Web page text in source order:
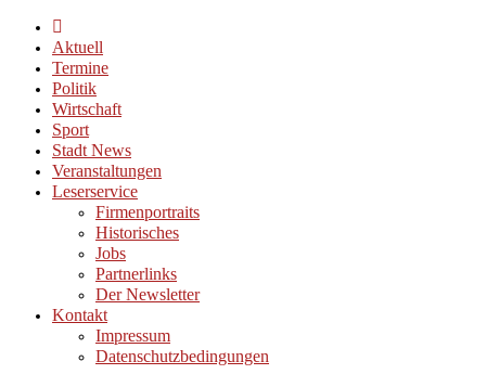
Aktuell
Termine
Politik
Wirtschaft
Sport
Stadt News
Veranstaltungen
Leserservice
Firmenportraits
Historisches
Jobs
Partnerlinks
Der Newsletter
Kontakt
Impressum
Datenschutzbedingungen